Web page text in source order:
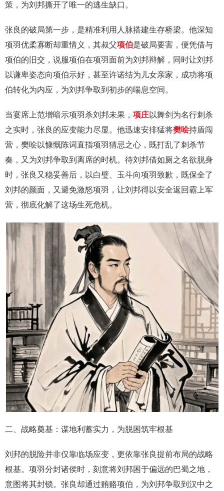
策，为刘邦撕开了唯一的逃生缺口。
张良的破局第一步，是精准利用人脉搭建生存桥梁。他深知
项羽优柔寡断却重情义，其叔父项伯是破局要害，便凭借与
项伯的旧交，说服项伯在项羽面前为刘邦辩解，同时让刘邦
以谦卑姿态向项伯示好，甚至许诺结为儿女亲家，成功将项
伯转化为内应，为刘邦争取到初步的喘息空间。
当宴席上范增暗示项羽杀刘邦未果， 项庄以舞剑为名行刺杀
之实时，张良的应变能力尽显。他迅速安排猛将樊哙持盾闯
营，樊哙以慷慨陈词直指项羽猜忌之心，既打乱了刺杀节
奏，又为刘邦争取到离席的时机。待刘邦借如厕之名欲脱身
时，张良又稳妥善后，以白璧、玉斗向项羽致歉，既保全了
刘邦的颜面，又避免激怒项羽，让刘邦得以安全返回霸上军
营，彻底化解了这场生死危机。
二、战略奠基：谋地利蓄实力，为脱困筑牢根基
刘邦的脱险并非仅靠临场应变，更依靠张良提前布局的战略
根基。项羽分封诸侯时，刻意将刘邦困于偏远的巴蜀之地，
意图将其封锁。张良却通过贿赂项伯，为刘邦争取到汉中之